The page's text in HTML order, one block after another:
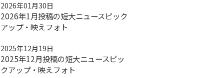
2026年01月30日
2026年1月投稿の短大ニュースピック
アップ・映えフォト
2025年12月19日
2025年12月投稿の短大ニュースピッ
クアップ・映えフォト